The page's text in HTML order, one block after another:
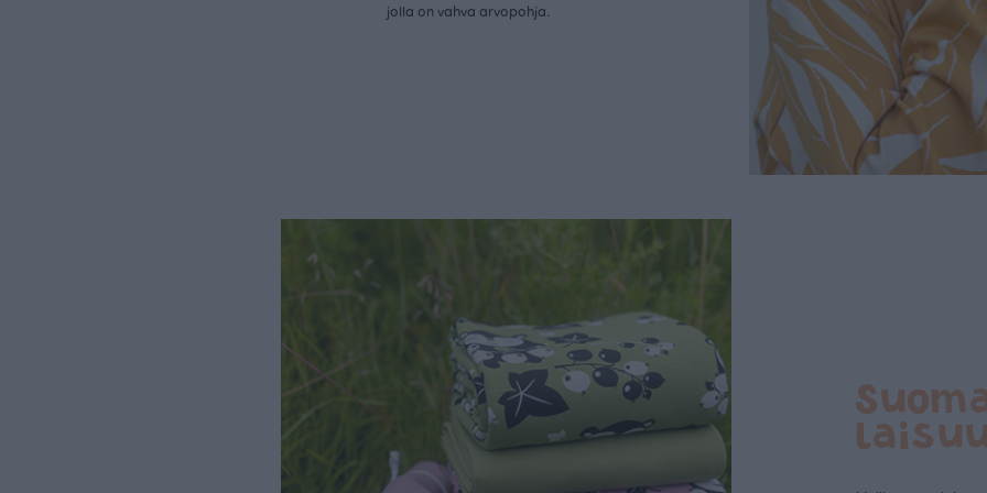
jolla on vahva arvopohja.